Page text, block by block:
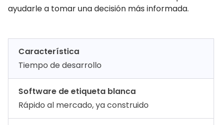
ayudarle a tomar una decisión más informada.
Característica
Tiempo de desarrollo
Software de etiqueta blanca
Rápido al mercado, ya construido